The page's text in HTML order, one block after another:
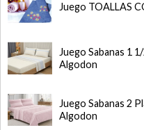
Juego TOALLAS
Juego Sabanas 1
Algodon
Juego Sabanas 2
Algodon